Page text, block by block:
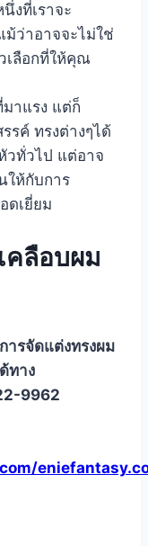
งที่เราจะ
ม้ว่าอาจจะไม่ใช่
เลือกที่ให้คุณ
าแรง แต่ก็
รค์ ทรงต่างๆได้
วทั่วไป แต่อาจ
ให้กับการ
ดเยี่ยม
คลือบผม
รจัดแต่งทรงผม
ทาง
9962